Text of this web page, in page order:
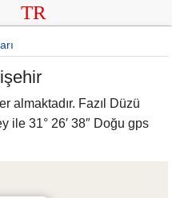
TR
almaktadır. Fazıl Düzü
ile 31° 26′ 38″ Doğu gps